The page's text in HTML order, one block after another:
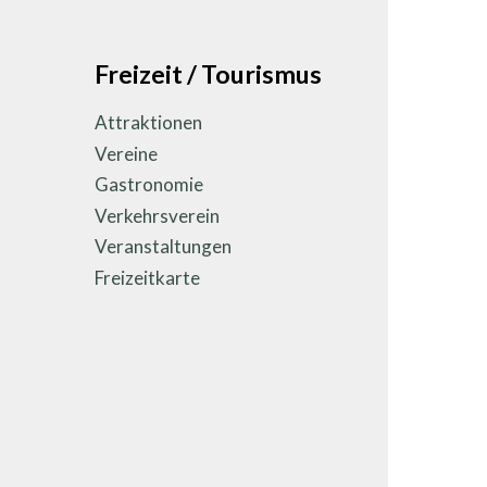
Unternavigation
Freizeit / Tourismus
Attraktionen
Vereine
Gastronomie
Verkehrsverein
Veranstaltungen
Freizeitkarte